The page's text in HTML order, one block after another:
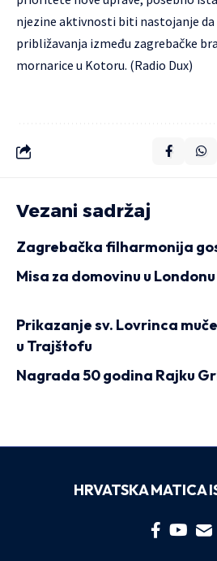
njezine aktivnosti biti nastojanje da
približavanja između zagrebačke
mornarice u Kotoru. (Radio Dux)
Vezani sadržaj
Zagrebačka filharmonija
Misa za domovinu u Londonu
Prikazanje sv. Lovrinca
u Trajštofu
Nagrada 50 godina Rajku
HRVATSKA MATICA